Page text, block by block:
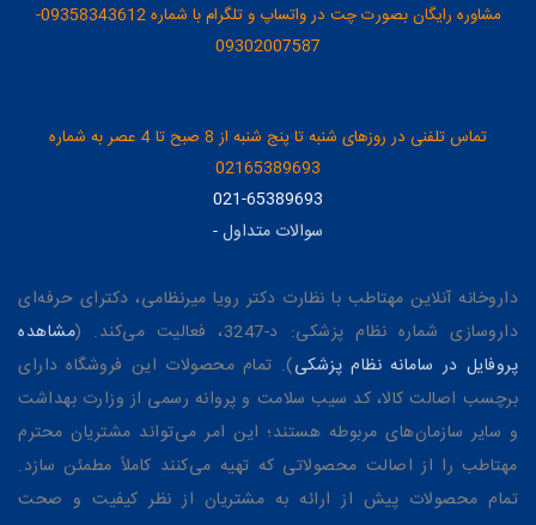
مشاوره رایگان بصورت چت در واتساپ و تلگرام با شماره 09358343612-
09302007587
تماس تلفنی در روزهای شنبه تا پنج شنبه از 8 صبح تا 4 عصر به شماره
02165389693
021-65389693
سوالات متداول-
داروخانه آنلاین مهتاطب با نظارت دکتر رویا میرنظامی، دکترای حرفه‌ای
داروسازی شماره نظام پزشکی: د-3247، فعالیت می‌کند. (
مشاهده
پروفایل در سامانه نظام پزشکی). تمام محصولات این فروشگاه دارای
برچسب اصالت کالا، کد سیب سلامت و پروانه رسمی از وزارت بهداشت
و سایر سازمان‌های مربوطه هستند؛ این امر می‌تواند مشتریان محترم
مهتاطب را از اصالت محصولاتی که تهیه می‌کنند کاملاً مطمئن سازد.
تمام محصولات پیش از ارائه به مشتریان از نظر کیفیت و صحت